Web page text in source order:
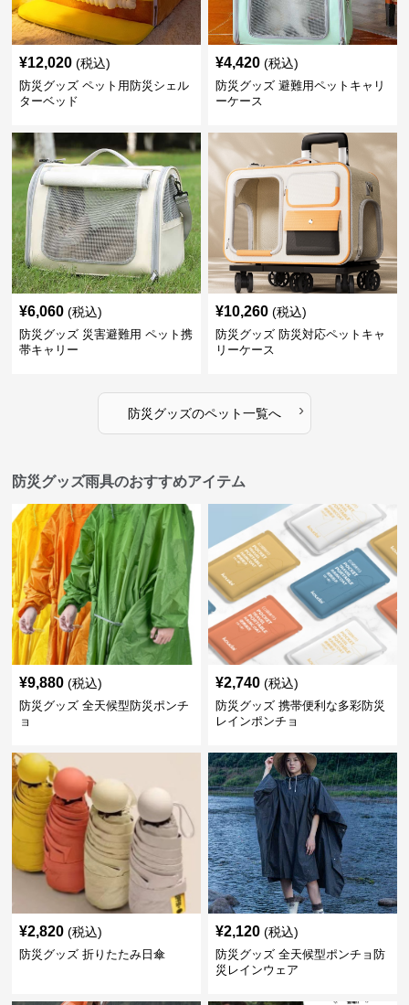
¥12,020 (税込)
防災グッズ ペット用防災シェル
ターベッド
¥4,420 (税込)
防災グッズ 避難用ペットキャリ
ーケース
¥6,060 (税込)
防災グッズ 災害避難用 ペット携
帯キャリー
¥10,260 (税込)
防災グッズ 防災対応ペットキャ
リーケース
防災グッズのペット一覧へ ›
防災グッズ雨具のおすすめアイテム
¥9,880 (税込)
防災グッズ 全天候型防災ポンチ
ョ
¥2,740 (税込)
防災グッズ 携帯便利な多彩防災
レインポンチョ
¥2,820 (税込)
防災グッズ 折りたたみ日傘
¥2,120 (税込)
防災グッズ 全天候型ポンチョ防
災レインウェア